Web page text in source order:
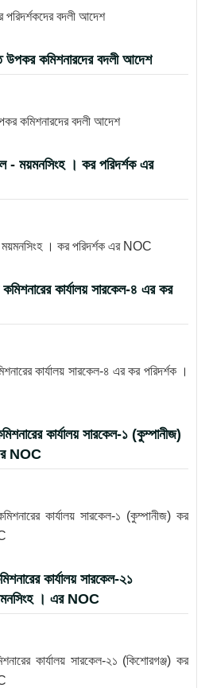
বদলী আদেশ
উপকর কমিশনারদের বদলী আদেশ
কমিশনারদের বদলী আদেশ
- ময়মনসিংহ । কর পরিদর্শক এর
। কর পরিদর্শক এর NOC
কার্যালয় সারকেল-৪ এর কর
কার্যালয় সারকেল-৪ এর কর পরিদর্শক ।
কার্যালয় সারকেল-১ (কুম্পানীজ)
NOC
কার্যালয় সারকেল-১ (কুম্পানীজ) কর
কার্যালয় সারকেল-২১
। এর NOC
কার্যালয় সারকেল-২১ (কিশোরগঞ্জ) কর